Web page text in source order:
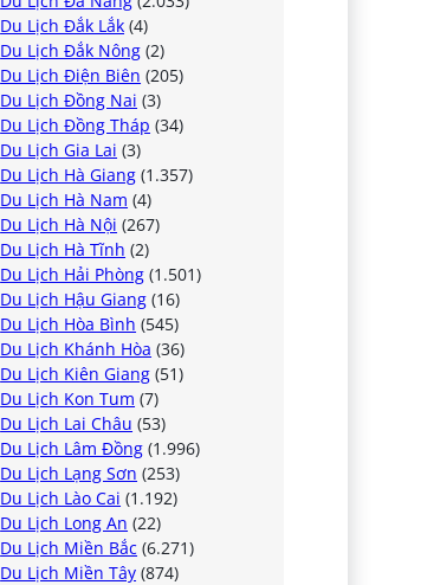
Du Lịch Đắk Lắk (4)
Du Lịch Đắk Nông (2)
Du Lịch Điện Biên (205)
Du Lịch Đồng Nai (3)
Du Lịch Đồng Tháp (34)
Du Lịch Gia Lai (3)
Du Lịch Hà Giang (1.357)
Du Lịch Hà Nam (4)
Du Lịch Hà Nội (267)
Du Lịch Hà Tĩnh (2)
Du Lịch Hải Phòng (1.501)
Du Lịch Hậu Giang (16)
Du Lịch Hòa Bình (545)
Du Lịch Khánh Hòa (36)
Du Lịch Kiên Giang (51)
Du Lịch Kon Tum (7)
Du Lịch Lai Châu (53)
Du Lịch Lâm Đồng (1.996)
Du Lịch Lạng Sơn (253)
Du Lịch Lào Cai (1.192)
Du Lịch Long An (22)
Du Lịch Miền Bắc (6.271)
Du Lịch Miền Tây (874)